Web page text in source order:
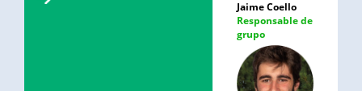
Jaime Coello
Responsable de
grupo